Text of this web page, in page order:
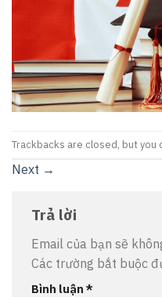
Trackbacks are closed, but you
Next →
Trả lời
Email của bạn sẽ
Các trường bắt buộc
Bình luận *